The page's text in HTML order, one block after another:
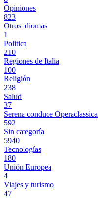
Opiniones
823
Otros idiomas
1
Politica
210
Regiones de Italia
100
Religión
238
Salud
37
Serena conduce Operaclassica
592
Sin categoría
5940
Tecnologías
180
Unión Europea
4
Viajes y turismo
47